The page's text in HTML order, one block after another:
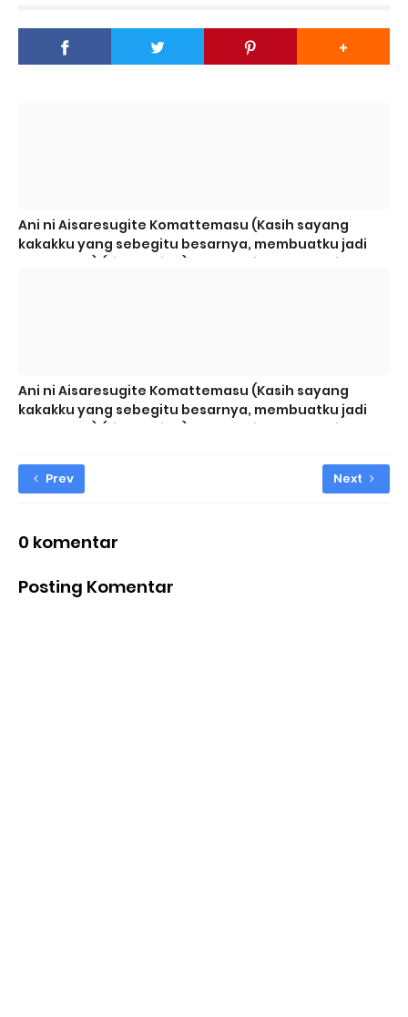
Ani ni Aisaresugite Komattemasu (Kasih sayang
kakakku yang sebegitu besarnya, membuatku jadi
kerepotan) (Live Action) - 02 Subtitle Indonesia
Ani ni Aisaresugite Komattemasu (Kasih sayang
kakakku yang sebegitu besarnya, membuatku jadi
kerepotan) (Live Action) - 02 Subtitle Indonesia
Prev Next
0 komentar
Posting Komentar